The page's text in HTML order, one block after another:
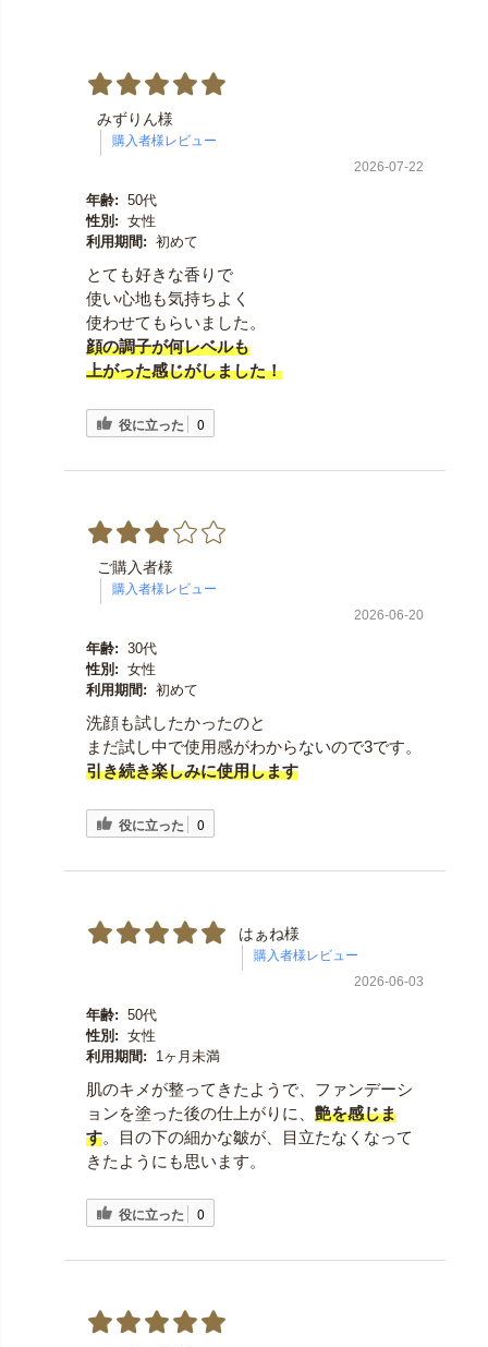
みずりん様
2026-07-22
年齢: 50代
性別: 女性
利用期間: 初めて
とても好きな香りで
使い心地も気持ちよく
使わせてもらいました。
顔の調子が何レベルも
上がった感じがしました！
役に立った 0
ご購入者様
2026-06-20
年齢: 30代
性別: 女性
利用期間: 初めて
洗顔も試したかったのと
まだ試し中で使用感がわからないので3です。
引き続き楽しみに使用します
役に立った 0
はぁね様
2026-06-03
年齢: 50代
性別: 女性
利用期間:
1ヶ月未満
肌のキメが整ってきたようで、ファンデーシ
ョンを塗った後の仕上がりに、 艶を感じま
す。目の下の細かな皺が、目立たなくなって
きたようにも思います。
役に立った 0